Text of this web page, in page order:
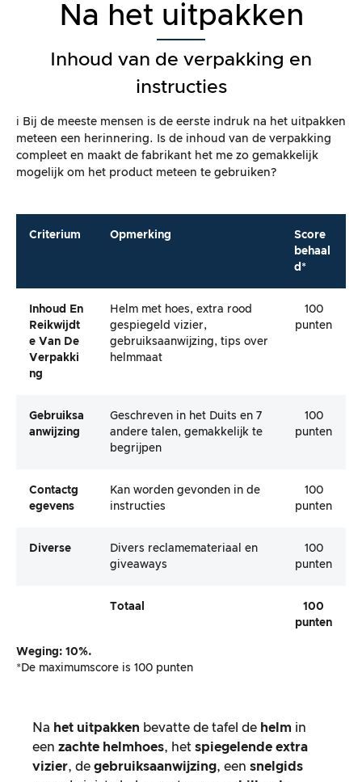
Na het uitpakken
Inhoud van de verpakking en
instructies
ℹ️ Bij de meeste mensen is de eerste indruk na het uitpakken
meteen een herinnering. Is de inhoud van de verpakking
compleet en maakt de fabrikant het me zo gemakkelijk
mogelijk om het product meteen te gebruiken?
Criterium Opmerking
Score
behaal
d*
Inhoud En
Reikwijdt
E Van De
Verpakki
Ng
Helm met hoes, extra rood
gespiegeld vizier,
gebruiksaanwijzing, tips over
helmmaat
100
punten
Gebruiksa
Anwijzing
Geschreven in het Duits en 7
andere talen, gemakkelijk te
begrijpen
100
punten
Contactg
Egevens
Kan worden gevonden in de
instructies
100
punten
Diverse
Divers reclamemateriaal en
giveaways
100
punten
Totaal
100
punten
Weging: 10%.
*De maximumscore is 100 punten
Na het uitpakken bevatte de tafel de helm in
een zachte helmhoes, het spiegelende extra
vizier, de gebruiksaanwijzing, een snelgids